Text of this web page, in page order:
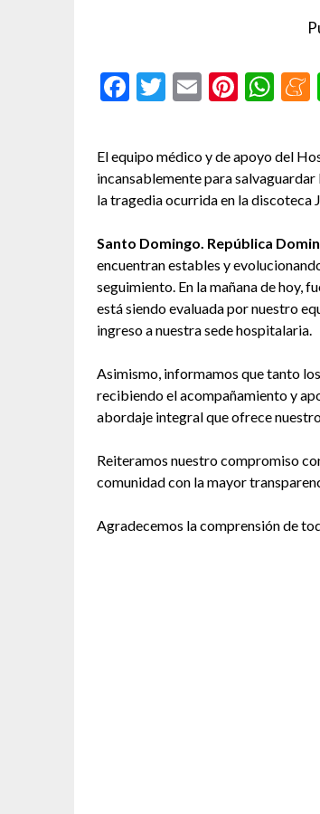
Facebook
Twitter
Email
El equipo médico y de apoyo del
incansablemente para
la tragedia ocurrida en la discoteca
Santo Domingo. República
encuentran estables y
seguimiento. En la mañana de hoy,
está siendo evaluada por nuestro
ingreso a nuestra sede hospitalaria.
Asimismo, informamos que tanto
recibiendo el acompañamiento y
abordaje integral que ofrece
Reiteramos nuestro compromiso
comunidad con la mayor
Agradecemos la comprensión de